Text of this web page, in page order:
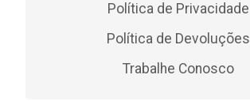
Política de Privacidade
Política de Devoluções
Trabalhe Conosco